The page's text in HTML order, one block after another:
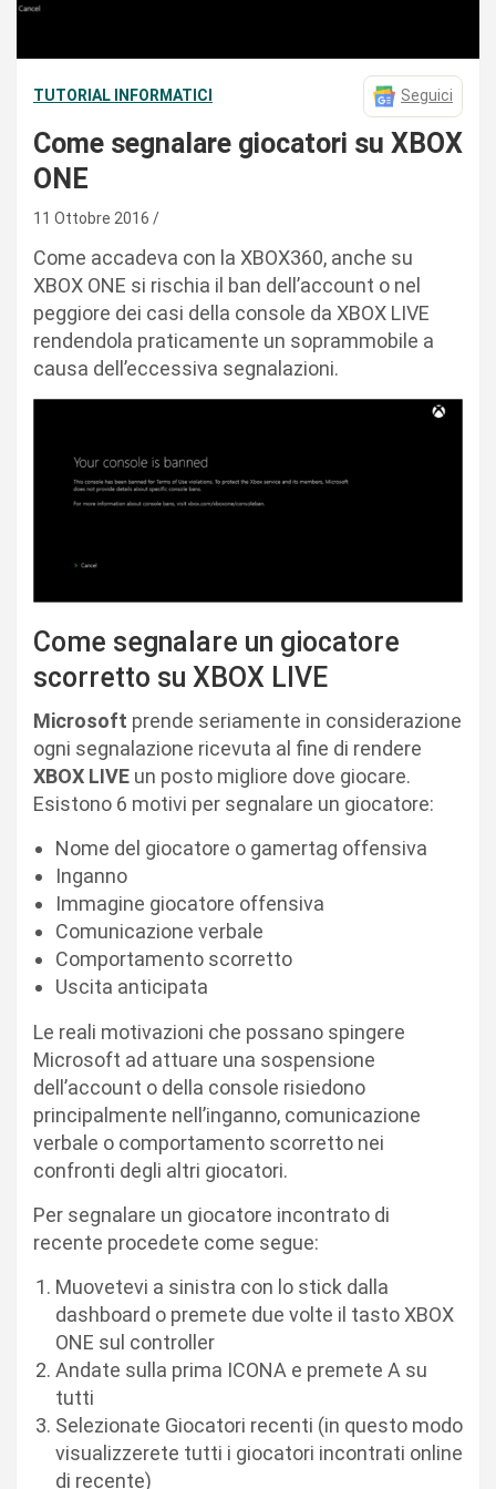
TUTORIAL INFORMATICI Seguici
Come segnalare giocatori su XBOX
ONE
11 Ottobre 2016
Come accadeva con la XBOX360, anche su
XBOX ONE si rischia il ban dell’account o nel
peggiore dei casi della console da XBOX LIVE
rendendola praticamente un soprammobile a
causa dell’eccessiva segnalazioni.
Come segnalare un giocatore
scorretto su XBOX LIVE
Microsoft prende seriamente in considerazione
ogni segnalazione ricevuta al fine di rendere
XBOX LIVE un posto migliore dove giocare.
Esistono 6 motivi per segnalare un giocatore:
Nome del giocatore o gamertag offensiva
Inganno
Immagine giocatore offensiva
Comunicazione verbale
Comportamento scorretto
Uscita anticipata
Le reali motivazioni che possano spingere
Microsoft ad attuare una sospensione
dell’account o della console risiedono
principalmente nell’inganno, comunicazione
verbale o comportamento scorretto nei
confronti degli altri giocatori.
Per segnalare un giocatore incontrato di
recente procedete come segue:
Muovetevi a sinistra con lo stick dalla
dashboard o premete due volte il tasto XBOX
ONE sul controller
Andate sulla prima ICONA e premete A su
tutti
Selezionate Giocatori recenti (in questo modo
visualizzerete tutti i giocatori incontrati online
di recente)